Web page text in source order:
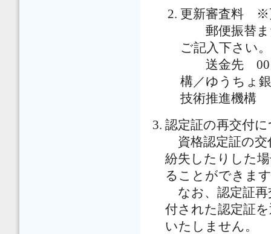
更新審査料 ※
郵便振替ま
ご記入下さい
送金先
構／ゆうちょ
技術推進機構
認定証の再交付
資格認定証の交
紛失したりした
ることができま
なお、認定証再
付された認定証
いたしません。